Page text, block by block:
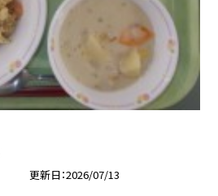
更新日 2026/07/13